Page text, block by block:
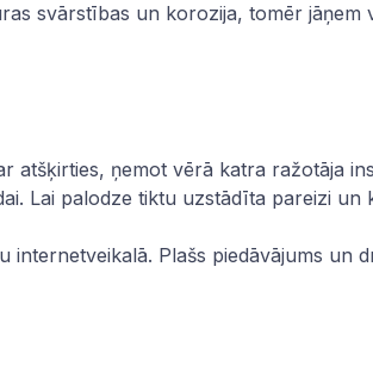
svārstības un korozija, tomēr
atšķirties, ņemot vērā katra ražotāja
Lai palodze tiktu uzstādīta pareizi
internetveikalā. Plašs piedāvājums un